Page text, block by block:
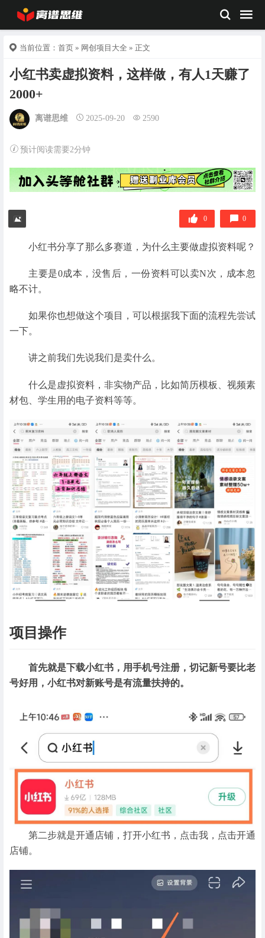
当前位置： 首页 » 网创项目大全 » 正文
小红书卖虚拟资料，这样做，有人1天赚了
2000+
离谱思维 2025-09-20 2590
预计阅读需要2分钟
0 0
小红书分享了那么多赛道，为什么主要做虚拟资料呢？
主要是0成本，没售后，一份资料可以卖N次，成本忽
略不计。
如果你也想做这个项目，可以根据我下面的流程先尝试
一下。
讲之前我们先说我们是卖什么。
什么是虚拟资料，非实物产品，比如简历模板、视频素
材包、学生用的电子资料等等。
项目操作
首先就是下载小红书，用手机号注册，切记新号要比老
号好用，小红书对新账号是有流量扶持的。
第二步就是开通店铺，打开小红书，点击我，点击开通
店铺。